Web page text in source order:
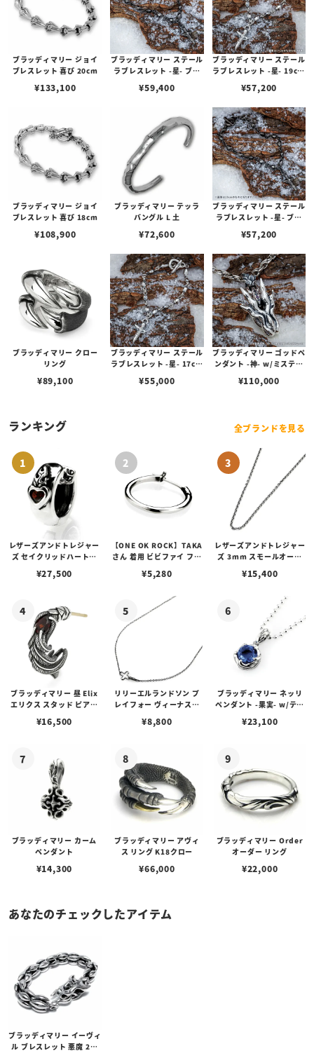
ブラッディマリー ジョイ
ブレスレット 喜び 20cm
¥133,100
ブラッディマリー ステール
ラブレスレット -星- ブラ
ド
¥59,400
ブラッディマリー ステール
ラブレスレット -星- 19cm
¥57,200
ブラッディマリー ジョイ
ブレスレット 喜び 18cm
¥108,900
ブラッディマリー テッラ
バングル L 土
¥72,600
ブラッディマリー ステール
ラブレスレット -星- ブラ
ド
¥57,200
ブラッディマリー クロー
リング
¥89,100
ブラッディマリー ステール
ラブレスレット -星- 17cm
¥55,000
ブラッディマリー ゴッドペ
ンダント -神- w/ミスティ
¥110,000
ランキング 全ブランドを見る
レザーズアンドトレジャー
ズ セイクリッドハートピ
¥27,500
【ONE OK ROCK】TAKA
さん 着用 ビビファイ フー
¥5,280
レザーズアンドトレジャー
ズ 3mm スモールオーバ
ブスタークラスプ＆LTロ
¥15,400
ブラッディマリー 昼 Elix
エリクス スタッド ピアス
¥16,500
リリーエルランドソン プ
レイフォー ヴィーナスチ
¥8,800
ブラッディマリー ネッリ
ペンダント -果実- w/ティ
¥23,100
ブラッディマリー カーム
ペンダント
¥14,300
ブラッディマリー アヴィ
ス リング K18クロー
¥66,000
ブラッディマリー Order
オーダー リング
¥22,000
あなたのチェックしたアイテム
ブラッディマリー イーヴィ
ル ブレスレット 悪魔 20c